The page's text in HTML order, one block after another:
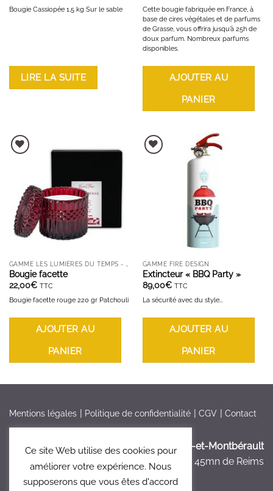
Bougie Cassiopée 1,5 kg Sur le sable
LIRE LA SUITE
Cette bougie fabriquée en France, à
base de cires végétales et de parfums
de Grasse, vous offrira jusqu’à 25h de
doux parfum. Nombreux parfums
disponibles.
AJOUTER AU
PANIER
Bougie facette
22,00€ TTC
Bougie facette rouge 220 gr Patchouli
AJOUTER AU
PANIER
AJOUTER À LA LISTE D'ENVIES
GAMME FIRE DESIGN
Extincteur « BBQ Party »
89,00€ TTC
La sécurité avec du style...
AJOUTER AU
PANIER
Mentions légales Politique de confidentialité CGV Contact
France > Aisne >
Bruyères-et-Montbérault
à 5mn de Laon, à 45mn de Reims
Ce site Web utilise des cookies pour
améliorer votre expérience. Nous
supposerons que vous êtes d'accord